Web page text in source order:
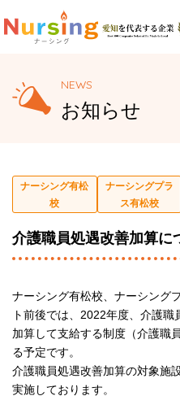
NEWS
お知らせ
ナーシング有松
校
ナーシングプラ
ス有松校
介護職員処遇改善加算に
ナーシング有松校、ナーシング
ト前後では、2022年度、介護
加算して支給する制度（介護職
る予定です。
介護職員処遇改善加算の対象施
実施しております。